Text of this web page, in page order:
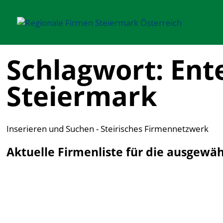
Schlagwort:
Steiermark
Inserieren und Suchen - Steirisches Firmennetzwerk
Aktuelle Firmenliste für die